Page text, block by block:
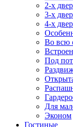
2-х
3-х
4-х
Во всю
Под
Для
Эконом
Гостиные